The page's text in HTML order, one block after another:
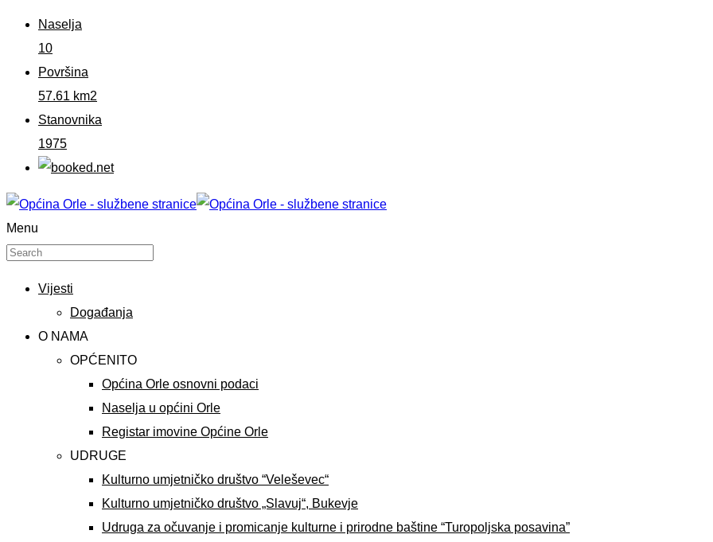
Naselja
10
Površina
57.61 km2
Stanovnika
1975
Menu
Vijesti
Događanja
O NAMA
OPĆENITO
Općina Orle osnovni podaci
Naselja u općini Orle
Registar imovine Općine Orle
UDRUGE
Kulturno umjetničko društvo “Veleševec“
Kulturno umjetničko društvo „Slavuj“, Bukevje
Udruga za očuvanje i promicanje kulturne i prirodne baštine “Turopoljska posavina”